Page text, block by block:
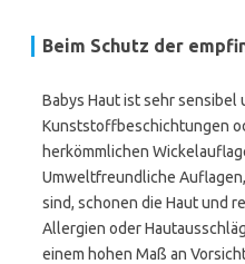
Beim Schutz der
Babys Haut ist sehr sensibel
Kunststoffbeschichtungen
herkömmlichen
Umweltfreundliche
sind, schonen die Haut und
Allergien oder
einem hohen Maß an